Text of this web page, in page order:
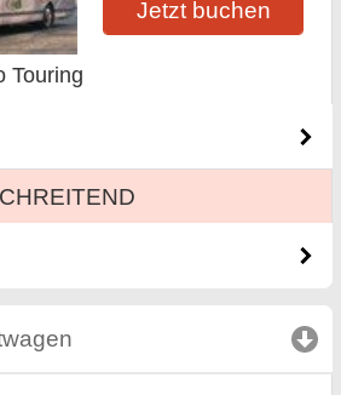
Jetzt buchen
Touring
click to collapse contents